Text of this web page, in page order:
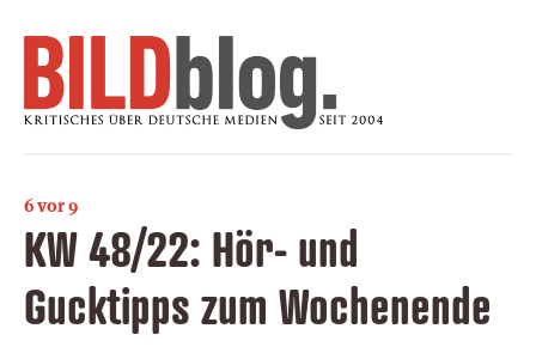
6 vor 9
KW 48/22: Hör- und
Gucktipps zum Wochenende